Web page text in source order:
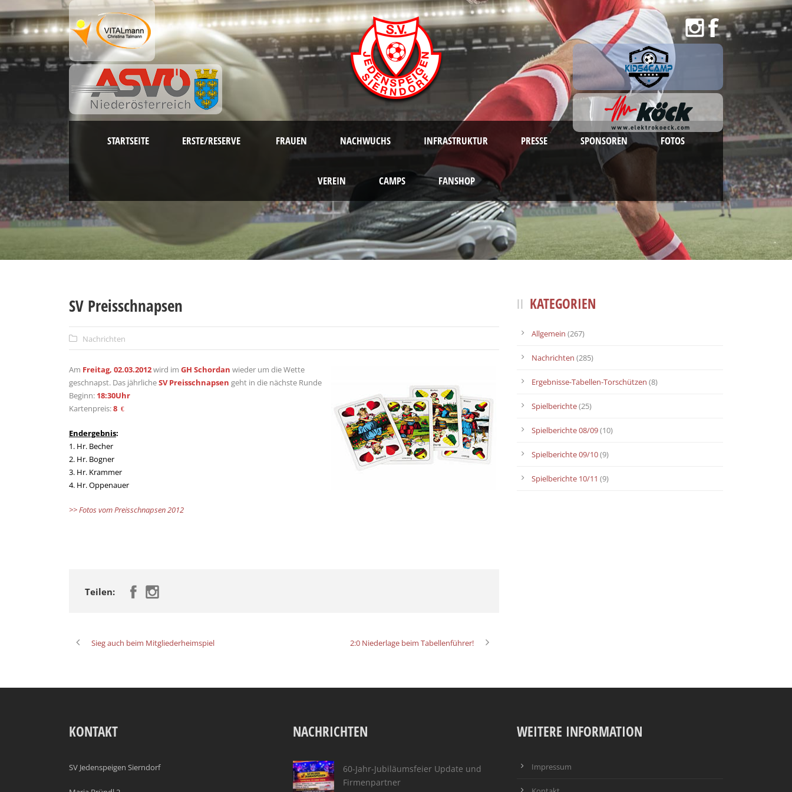
STARTSEITE ERSTE/RESERVE FRAUEN NACHWUCHS INFRASTRUKTUR PRESSE SPONSOREN FOTOS
VEREIN CAMPS FANSHOP
SV Preisschnapsen
Nachrichten
Am Freitag, 02.03.2012wird im GH Schordan wieder um die Wette
geschnapst. Das jährlicheSV Preisschnapsen geht in die nächste Runde
Beginn: 18:30Uhr
Kartenpreis:8 €
Endergebnis:
1. Hr. Becher
2. Hr. Bogner
3. Hr. Krammer
4. Hr. Oppenauer
>> Fotos vom Preisschnapsen 2012
Teilen:
Sieg auch beim Mitgliederheimspiel 2:0 Niederlage beim Tabellenführer!
KATEGORIEN
Allgemein (267)
Nachrichten (285)
Ergebnisse-Tabellen-Torschützen (8)
Spielberichte(25)
Spielberichte 08/09(10)
Spielberichte 09/10(9)
Spielberichte 10/11 (9)
KONTAKT
SV Jedenspeigen Sierndorf
NACHRICHTEN
60-Jahr-Jubiläumsfeier Update und
Firmenpartner
WEITERE INFORMATION
Impressum